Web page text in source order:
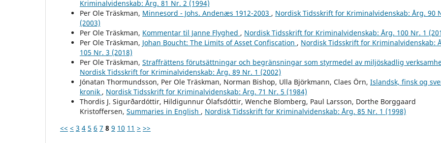
Kriminalvidenskab: Årg. 81 Nr. 2 (1994)
Per Ole Träskman, Minnesord - Johs. Andenæs 1912-2003 , Nordisk Tidsskrift for Kriminalvidenskab: Årg. 90
(2003)
Per Ole Träskman, Kommentar til Janne Flyghed , Nordisk Tidsskrift for Kriminalvidenskab: Årg. 100 Nr. 1
Per Ole Träskman, Johan Boucht: The Limits of Asset Confiscation , Nordisk Tidsskrift for Kriminalvidenskab:
105 Nr. 3 (2018)
Per Ole Träskman, Straffrättens förutsättningar och begränsningar som styrmedel av miljöskadlig
Nordisk Tidsskrift for Kriminalvidenskab: Årg. 89 Nr. 1 (2002)
Jónatan Thormundsson, Per Ole Träskman, Norman Bishop, Ulla Björkmann, Claes Örn, Islandsk, finsk og
kronik , Nordisk Tidsskrift for Kriminalvidenskab: Årg. 71 Nr. 5 (1984)
Thordis J. Sigurðardóttir, Hildigunnur Ólafsdóttir, Wenche Blomberg, Paul Larsson, Dorthe Borggaard
Kristoffersen, Summaries in English , Nordisk Tidsskrift for Kriminalvidenskab: Årg. 85 Nr. 1 (1998)
<< < 3 4 5 6 7 8 9 10 11 > >>